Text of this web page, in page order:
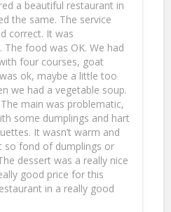
a beautiful restaurant in
the same. The service
correct. It was
The food was OK. We had
four courses, goat
ok, maybe a little too
we had a vegetable soup.
main was problematic,
some dumplings and hart
It wasn’t warm and
so fond of dumplings or
dessert was a really nice
good price for this
in a really good